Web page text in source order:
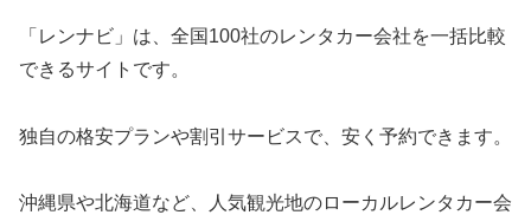
「レンナビ」は、全国100社のレンタカー会社を一括比較
できるサイトです。
独自の格安プランや割引サービスで、安く予約できます。
沖縄県や北海道など、人気観光地のローカルレンタカー会